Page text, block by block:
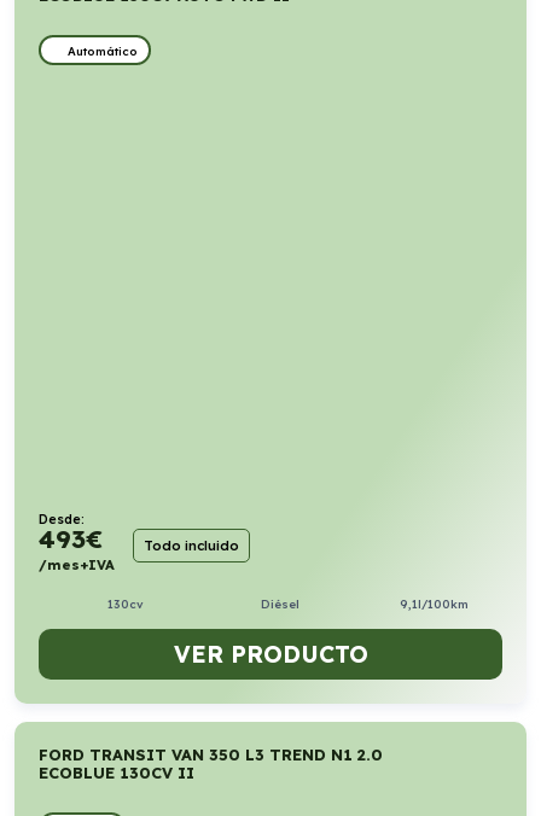
Automático
Desde:
493€
/mes+IVA
Todo incluido
130cv Diésel 9,1l/100km
VER PRODUCTO
FORD TRANSIT VAN 350 L3 TREND N1 2.0
ECOBLUE 130CV II